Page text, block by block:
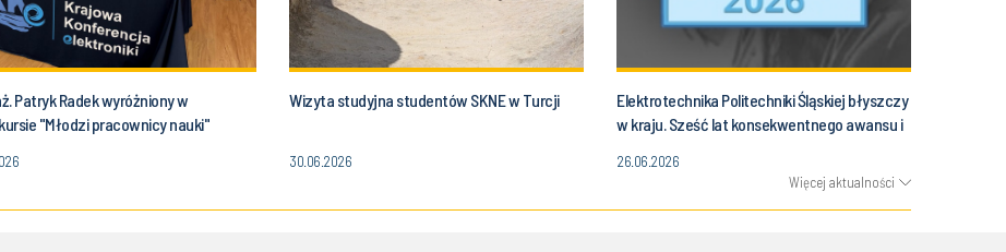
Patryk Radek wyróżniony w
"Młodzi pracownicy nauki"
Wizyta studyjna studentów SKNE w Turcji
30.06.2026
Elektrotechnika Politechniki Śląskiej błyszczy
w kraju. Sześć lat konsekwentnego awansu i
26.06.2026
Więcej aktualności